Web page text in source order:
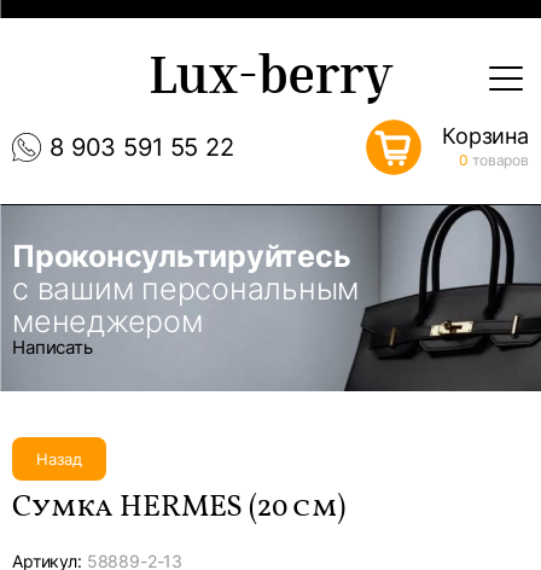
8 903 591 55 22
Lux-berry
Корзина
0 товаров
Проконсультируйтесь
с вашим персональным
менеджером
Написать
Назад
Сумка HERMES (20 см)
Артикул: 58889-2-13